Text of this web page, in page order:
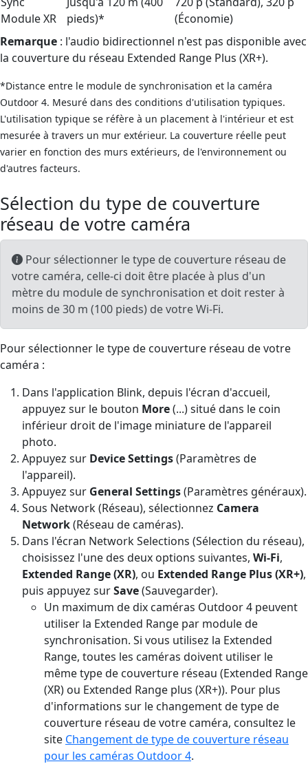
Module XR
pieds)*
(Économie)
Remarque : l'audio bidirectionnel n'est pas disponible avec
la couverture du réseau Extended Range Plus (XR+).
*Distance entre le module de synchronisation et la caméra
Outdoor 4. Mesuré dans des conditions d'utilisation typiques.
L'utilisation typique se réfère à un placement à l'intérieur et est
mesurée à travers un mur extérieur. La couverture réelle peut
varier en fonction des murs extérieurs, de l'environnement ou
d'autres facteurs.
Sélection du type de couverture
réseau de votre caméra
Pour sélectionner le type de couverture réseau de
votre caméra, celle-ci doit être placée à plus d'un
mètre du module de synchronisation et doit rester à
moins de 30 m (100 pieds) de votre Wi-Fi.
Pour sélectionner le type de couverture réseau de votre
caméra :
Dans l'application Blink, depuis l'écran d'accueil,
appuyez sur le bouton More(...) situé dans le coin
inférieur droit de l'image miniature de l'appareil
photo.
Appuyez sur Device Settings(Paramètres de
l'appareil).
Appuyez sur General Settings(Paramètres généraux).
Sous Network (Réseau), sélectionnez Camera
Network(Réseau de caméras).
Dans l'écran Network Selections (Sélection du réseau),
choisissez l'une des deux options suivantes, Wi-Fi,
Extended Range (XR), ou Extended Range Plus (XR+),
puis appuyez surSave(Sauvegarder).
Un maximum de dix caméras Outdoor 4 peuvent
utiliser la Extended Range par module de
synchronisation. Si vous utilisez la Extended
Range, toutes les caméras doivent utiliser le
même type de couverture réseau (Extended Range
(XR) ou Extended Range plus (XR+)). Pour plus
d'informations sur le changement de type de
couverture réseau de votre caméra, consultez le
site Changement de type de couverture réseau
pour les caméras Outdoor 4.